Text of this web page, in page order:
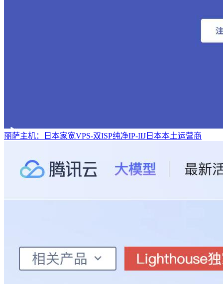
丽萨主机：日本家宽VPS-双ISP纯净IP-IIJ日本本土运营商